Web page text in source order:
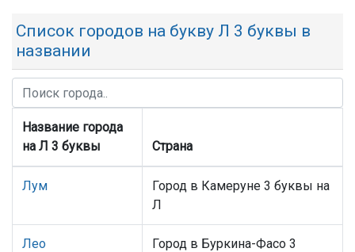
Список городов на букву Л 3 буквы в
названии
Название города
на Л 3 буквы
Страна
Лум
Город в Камеруне 3 буквы на
Л
Лео
Город в Буркина-Фасо 3